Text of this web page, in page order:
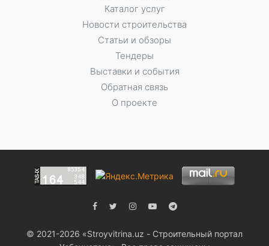
Каталог услуг
Новости строительства
Статьи и обзоры
Тендеры
Выставки и события
Обратная связь
О проекте
© 2021-2026 «Stroyvitrina.uz - Строительный портал